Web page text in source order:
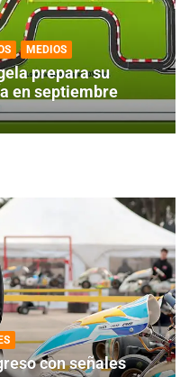
MEDIOS
prepara su
en septiembre
con señales